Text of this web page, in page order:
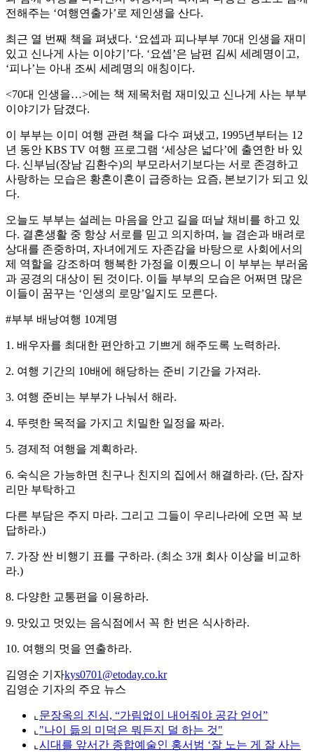
전해주는 ‘여행연출가’로 제인생을 산다.
최근 열 번째 책을 펴냈다. ‘요셉과 피나부부 70대 인생을 재미
있고 신나게 사는 이야기’다. ‘요셉’은 남편 김씨 세례명이고,
‘피나’는 아내 조씨 세례명의 애칭이다.
<70대 인생을…>에는 책 제목처럼 재미있고 신나게 사는 부부
이야기가 담겼다.
이 부부는 이미 여행 관련 책을 다수 펴냈고, 1995년부터는 12
년 동안 KBS TV 여행 프로그램 ‘세상은 넓다’에 출연한 바 있
다. 신부님(장남 김환수)의 부모라서기보다는 서로 존경하고
사랑하는 모습은 황혼이혼이 급증하는 요즘, 본보기가 되고 있
다.
오늘도 부부는 설레는 마음을 안고 길을 떠날 채비를 하고 있
다. 결혼생활 중 항상 서로를 믿고 의지하며, 늘 겸손과 배려로
상대를 존중하며, 자녀에게도 자존감을 바탕으로 사회에서의
제 역할을 강조하며 행복한 가정을 이뤘으니 이 부부는 부러움
과 공경의 대상이 된 것이다. 이들 부부의 모습은 어쩌면 많은
이들이 꿈꾸는 ‘인생의 로망’일지도 모른다.
#부부 배낭여행 10계명
1. 배우자를 최대한 편안하고 기쁘게 해주도록 노력하라.
2. 여행 기간의 10배에 해당하는 준비 기간을 가져라.
3. 여행 준비는 부부가 나눠서 해라.
4. 뚜렷한 목적을 가지고 치밀한 일정을 짜라.
5. 경제적 여행을 계획하라.
6. 숙식은 가능하면 친구나 친지의 집에서 해결하라. (단, 잠자
리만 부탁하고
다른 부담은 주지 마라. 그리고 그들이 우리나라에 오면 꼭 보
답하라.)
7. 가장 싼 비행기 표를 구하라. (최소 3개 회사 이상을 비교하
라.)
8. 다양한 교통편을 이용하라.
9. 맛있고 멋있는 음식점에서 꼭 한 번은 식사하라.
10. 여행의 멋을 연출하라.
김영순 기자kys0701@etoday.co.kr
김영순 기자의 주요 뉴스
⌞ 문장옥의 진심, “가림없이 내어줘야 공감 얻어”
⌞ "나이 듦의 미덕은 뭐든지 덜 하는 것"
⌞ 시대를 앞서간 종합예술인 홍서범 ‘잘 노는 게 잘 사는